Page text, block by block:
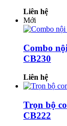
Liên hệ
Mới
Combo
CB230
Liên hệ
Trọn bộ
CB222